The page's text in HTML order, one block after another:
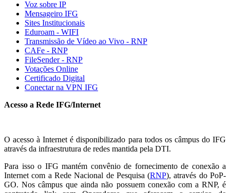
Voz sobre IP
Mensageiro IFG
Sites Institucionais
Eduroam - WIFI
Transmissão de Vídeo ao Vivo - RNP
CAFe - RNP
FileSender - RNP
Votações Online
Certificado Digital
Conectar na VPN IFG
Acesso a Rede IFG/Internet
O acesso à Internet é disponibilizado para todos os câmpus do IFG
através da infraestrutura de redes mantida pela DTI.
Para isso o IFG mantém convênio de fornecimento de conexão a
Internet com a Rede Nacional de Pesquisa (RNP), através do PoP-
GO. Nos câmpus que ainda não possuem conexão com a RNP, é